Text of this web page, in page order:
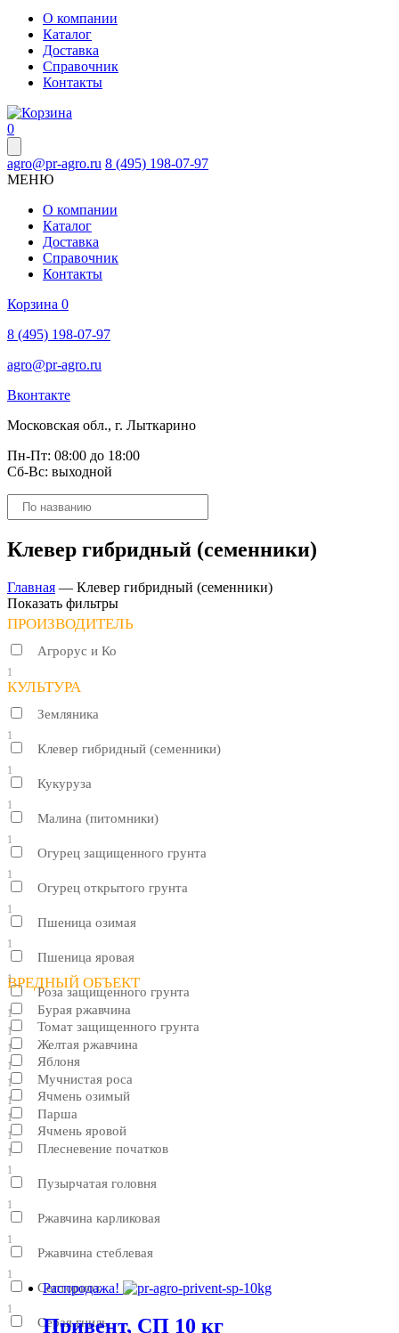
О компании
Каталог
Доставка
Справочник
Контакты
0
agro@pr-agro.ru 8 (495) 198-07-97
МЕНЮ
О компании
Каталог
Доставка
Справочник
Контакты
Корзина 0
8 (495) 198-07-97
agro@pr-agro.ru
Вконтакте
Московская обл., г. Лыткарино
Пн-Пт: 08:00 до 18:00
Сб-Вс: выходной
Поиск
товаров
Клевер гибридный (семенники)
Главная — Клевер гибридный (семенники)
Показать фильтры
ПРОИЗВОДИТЕЛЬ
Агрорус и Ко
1
КУЛЬТУРА
Земляника
1
Клевер гибридный (семенники)
1
Кукуруза
1
Малина (питомники)
1
Огурец защищенного грунта
1
Огурец открытого грунта
1
Пшеница озимая
1
Пшеница яровая
1
Роза защищенного грунта
1
Томат защищенного грунта
1
Яблоня
1
Ячмень озимый
1
Ячмень яровой
1
ВРЕДНЫЙ ОБЪЕКТ
Бурая ржавчина
1
Желтая ржавчина
1
Мучнистая роса
1
Парша
1
Плесневение початков
1
Пузырчатая головня
1
Ржавчина карликовая
1
Ржавчина стеблевая
1
Септориоз
1
Серая гниль
Распродажа!
Привент, СП 10 кг